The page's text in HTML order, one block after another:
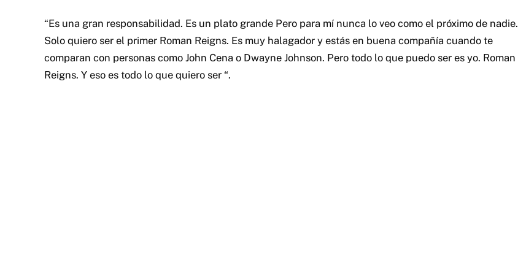
“Es una gran responsabilidad. Es un plato grande Pero para mí nunca lo veo como el próximo de nadie.
Solo quiero ser el primer Roman Reigns. Es muy halagador y estás en buena compañía cuando te
comparan con personas como John Cena o Dwayne Johnson. Pero todo lo que puedo ser es yo. Roman
Reigns. Y eso es todo lo que quiero ser “.